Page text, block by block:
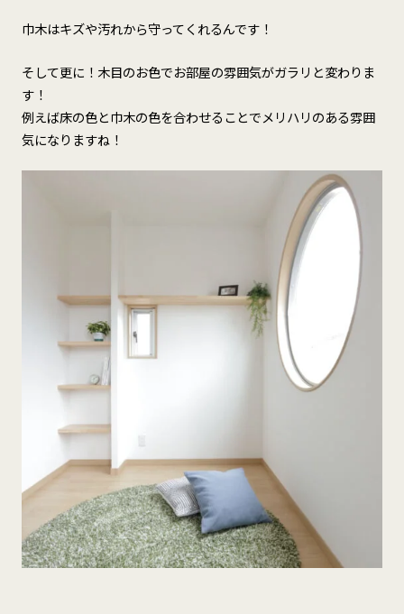
巾木はキズや汚れから守ってくれるんです！
そして更に！木目のお色でお部屋の雰囲気がガラリと変わりま
す！
例えば床の色と巾木の色を合わせることでメリハリのある雰囲
気になりますね！